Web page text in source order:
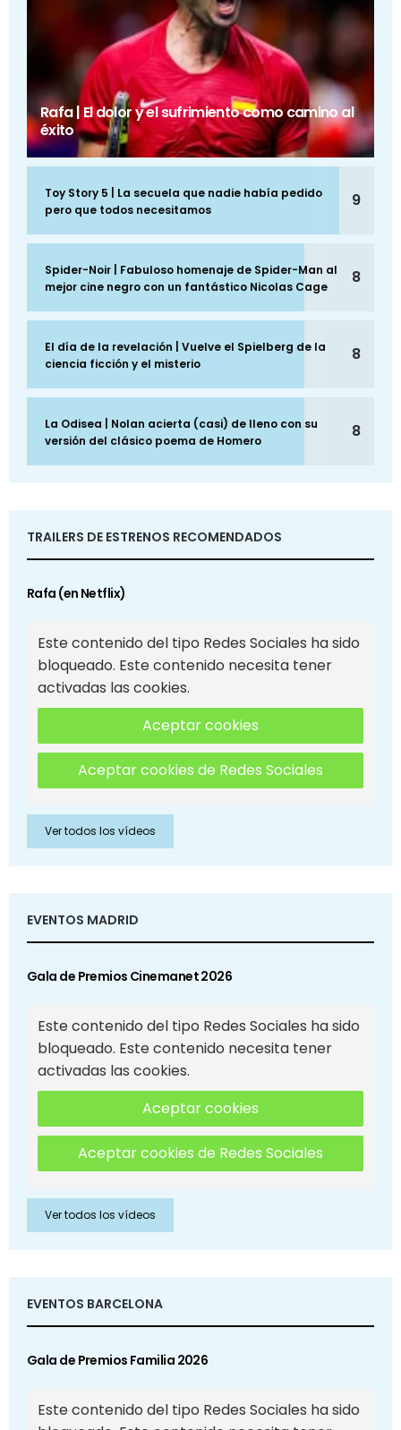
Rafa | El dolor y el sufrimiento como camino al
éxito
Toy Story 5 | La secuela que nadie había pedido
pero que todos necesitamos
9
Spider-Noir | Fabuloso homenaje de Spider-Man al
mejor cine negro con un fantástico Nicolas Cage
8
El día de la revelación | Vuelve el Spielberg de la
ciencia ficción y el misterio
8
La Odisea | Nolan acierta (casi) de lleno con su
versión del clásico poema de Homero
8
TRAILERS DE ESTRENOS RECOMENDADOS
Rafa (en Netflix)
Este contenido del tipo Redes Sociales ha sido
bloqueado. Este contenido necesita tener
activadas las cookies.
Aceptar cookies
Aceptar cookies de Redes Sociales
Ver todos los vídeos
EVENTOS MADRID
Gala de Premios Cinemanet 2026
Este contenido del tipo Redes Sociales ha sido
bloqueado. Este contenido necesita tener
activadas las cookies.
Aceptar cookies
Aceptar cookies de Redes Sociales
Ver todos los vídeos
EVENTOS BARCELONA
Gala de Premios Familia 2026
Este contenido del tipo Redes Sociales ha sido